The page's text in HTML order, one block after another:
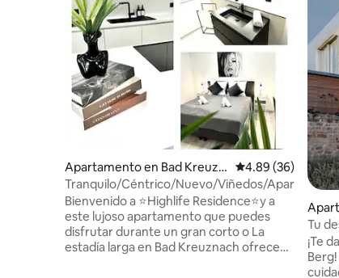
Apartamento en Bad Kreuzn
ach
Calificación
4.89 (36)
Tranquilo/Céntrico/Nuevo/Viñedos/
Bienvenido a ⭐️Highlife Residence⭐️y a
este lujoso apartamento que puedes
disfrutar durante un gran corto o La
estadía larga en Bad Kreuznach ofrece
Berg
Tu
¡Te